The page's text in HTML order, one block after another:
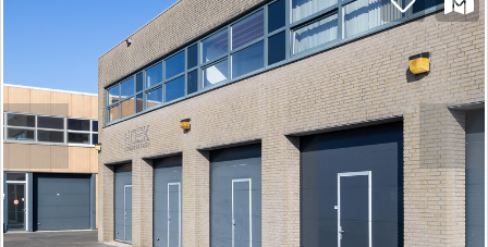
Waarom
adverteren
Premium
adverteren
Registreren